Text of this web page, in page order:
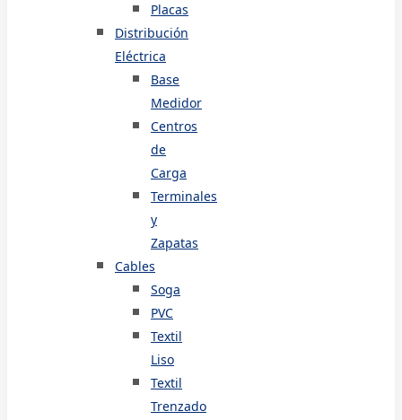
Placas
Distribución
Eléctrica
Base
Medidor
Centros
de
Carga
Terminales
y
Zapatas
Cables
Soga
PVC
Textil
Liso
Textil
Trenzado